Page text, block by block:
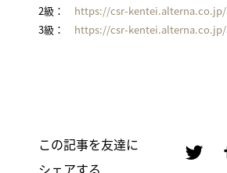
2級： https://csr-
3級： https://csr-
この記事を友達に
シェアする